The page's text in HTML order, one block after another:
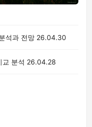
석과 전망 26.04.30
교 분석 26.04.28